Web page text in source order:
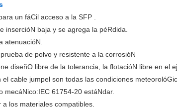
un fáCil acceso a la SFP .
insercióN baja y se agrega la péRdida.
atenuacióN.
de polvo y resistente a la corrosióN
diseñO libre de la tolerancia, la flotacióN libre en el
el cable jumpel son todas las condiciones
mecáNico:IEC 61754-20 estáNdar.
a los materiales compatibles.